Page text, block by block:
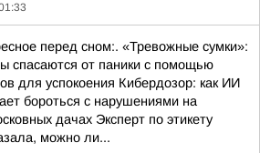
перед сном:. «Тревожные сумки»:
спасаются от паники с помощью
для успокоения Кибердозор: как ИИ
бороться с нарушениями на
дачах Эксперт по этикету
можно ли...